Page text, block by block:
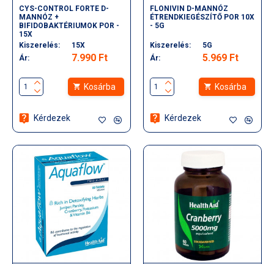
CYS-CONTROL FORTE D-
MANNÓZ +
BIFIDOBAKTÉRIUMOK POR -
15X
Kiszerelés:
15X
Ár:
7.990 Ft
Kosárba
Kérdezek
FLONIVIN D-MANNÓZ
ÉTRENDKIEGÉSZÍTŐ POR 10X
- 5G
Kiszerelés:
5G
Ár:
5.969 Ft
Kosárba
Kérdezek